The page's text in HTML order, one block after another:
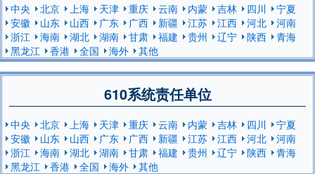
中央 北京 上海 天津 重庆 云南 内蒙 吉林 四川
宁夏
安徽
山东 山西 广东 广西 新疆 江苏 江西 河北
河南
浙江
海南 湖北 湖南 甘肃 福建 贵州 辽宁 陕西
青海
黑龙江
香港 全国 海外 其他
610系统责任单位
中央 北京 上海 天津 重庆 云南 内蒙 吉林 四川
宁夏
安徽
山东 山西 广东 广西 新疆 江苏 江西 河北
河南
浙江
海南 湖北 湖南 甘肃 福建 贵州 辽宁 陕西
青海
黑龙江
香港 全国 海外 其他